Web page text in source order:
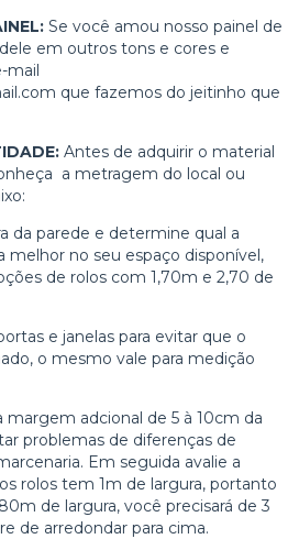
Se você amou nosso painel de
em outros tons e cores e
mail
que fazemos do jeitinho que
Antes de adquirir o material
a metragem do local ou
da parede e determine qual a
melhor no seu espaço disponível,
de rolos com 1,70m e 2,70 de
e janelas para evitar que o
o mesmo vale para medição
adcional de 5 à 10cm da
problemas de diferenças de
Em seguida avalie a
rolos tem 1m de largura, portanto
de largura, você precisará de 3
de arredondar para cima.